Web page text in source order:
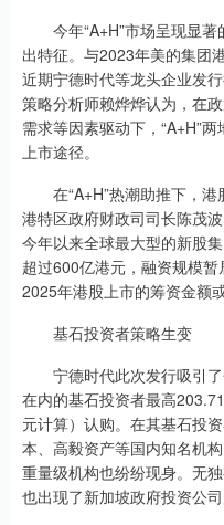
今年“A+H”市场呈现显著
出特征。与2023年美的集团
近期宁德时代等龙头企业发
策略分析师赖烨烨认为，在
需求等因素驱动下，“A+H”
上市途径。
在“A+H”热潮助推下，港
港特区政府财政司司长陈茂
今年以来全球最大型的新股
超过600亿港元，融资规模暂
2025年港股上市的筹资金额
基石投资者策略生变
宁德时代此次发行吸引了
在内的基石投资者最高
元计算）认购。在其基石投
本、高毅资产等国内知名机
重量级机构也纷纷现身。无
也出现了新加坡政府投资公司